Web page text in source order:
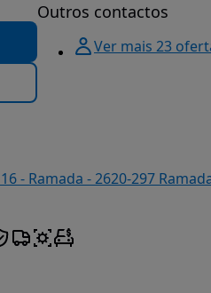
Outros contactos
Ver mais 23
- Ramada - 2620-297